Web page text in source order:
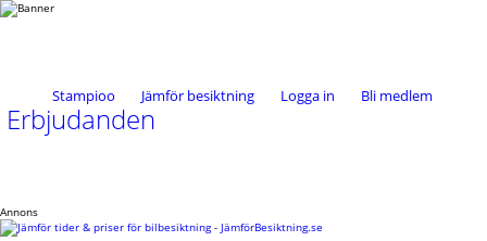
Stampioo Jämför besiktning Logga in Bli medlem
Erbjudanden
Annons